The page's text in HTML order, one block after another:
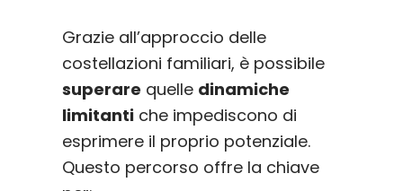
Grazie all’approccio delle
costellazioni familiari, è possibile
superare quelle dinamiche
limitantiche impediscono di
esprimere il proprio potenziale.
Questo percorso offre la chiave